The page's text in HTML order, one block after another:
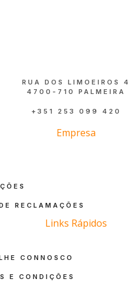
RUA DOS LIMOEIROS 4
4700-710 PALMEIRA
+351 253 099 420
Empresa
RECLAMAÇÕES
Links Rápidos
CONNOSCO
E CONDIÇÕES